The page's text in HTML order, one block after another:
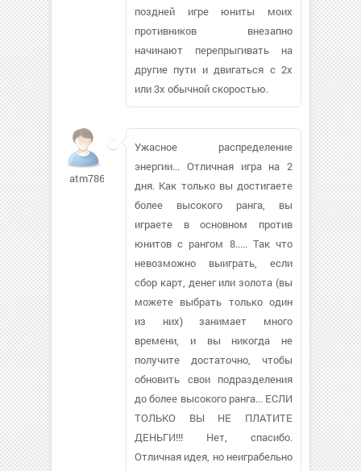
поздней игре юниты моих
противников внезапно
начинают перепрыгивать на
другие пути и двигаться с 2x
или 3x обычной скоростью.
atm7864
Ужасное распределение
энергии... Отличная игра на 2
дня. Как только вы достигаете
более высокого ранга, вы
играете в основном против
юнитов с рангом 8..... Так что
невозможно выиграть, если
сбор карт, денег или золота (вы
можете выбрать только один
из них) занимает много
времени, и вы никогда не
получите достаточно, чтобы
обновить свои подразделения
до более высокого ранга... ЕСЛИ
ТОЛЬКО ВЫ НЕ ПЛАТИТЕ
ДЕНЬГИ!!! Нет, спасибо.
Отличная идея, но неиграбельно